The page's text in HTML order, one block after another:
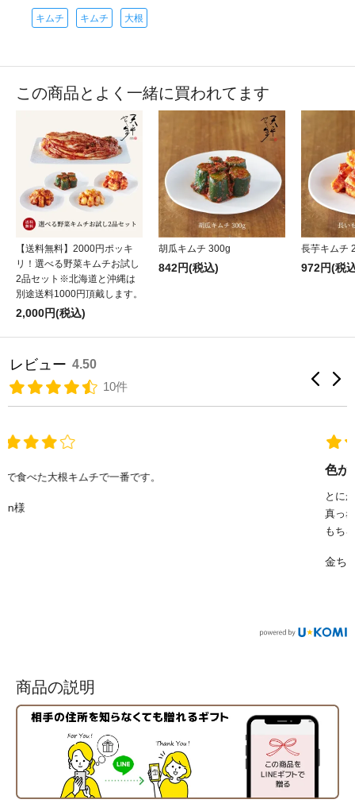
キムチ キムチ 大根
この商品とよく一緒に買われてます
【送料無料】2000円ポッキ
リ！選べる野菜キムチお試し
2品セット※北海道と沖縄は
別途送料1000円頂戴します。
2,000円(税込)
胡瓜キムチ 300g
842円(税込)
長芋キムチ
972円(税
レビュー 4.50
10件
色がいい
真っ赤で美味しそうな色なんです。
商品の説明